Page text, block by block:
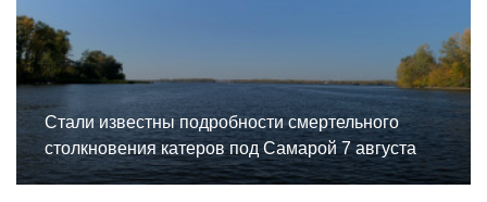
Стали известны подробности смертельного
столкновения катеров под Самарой 7 августа